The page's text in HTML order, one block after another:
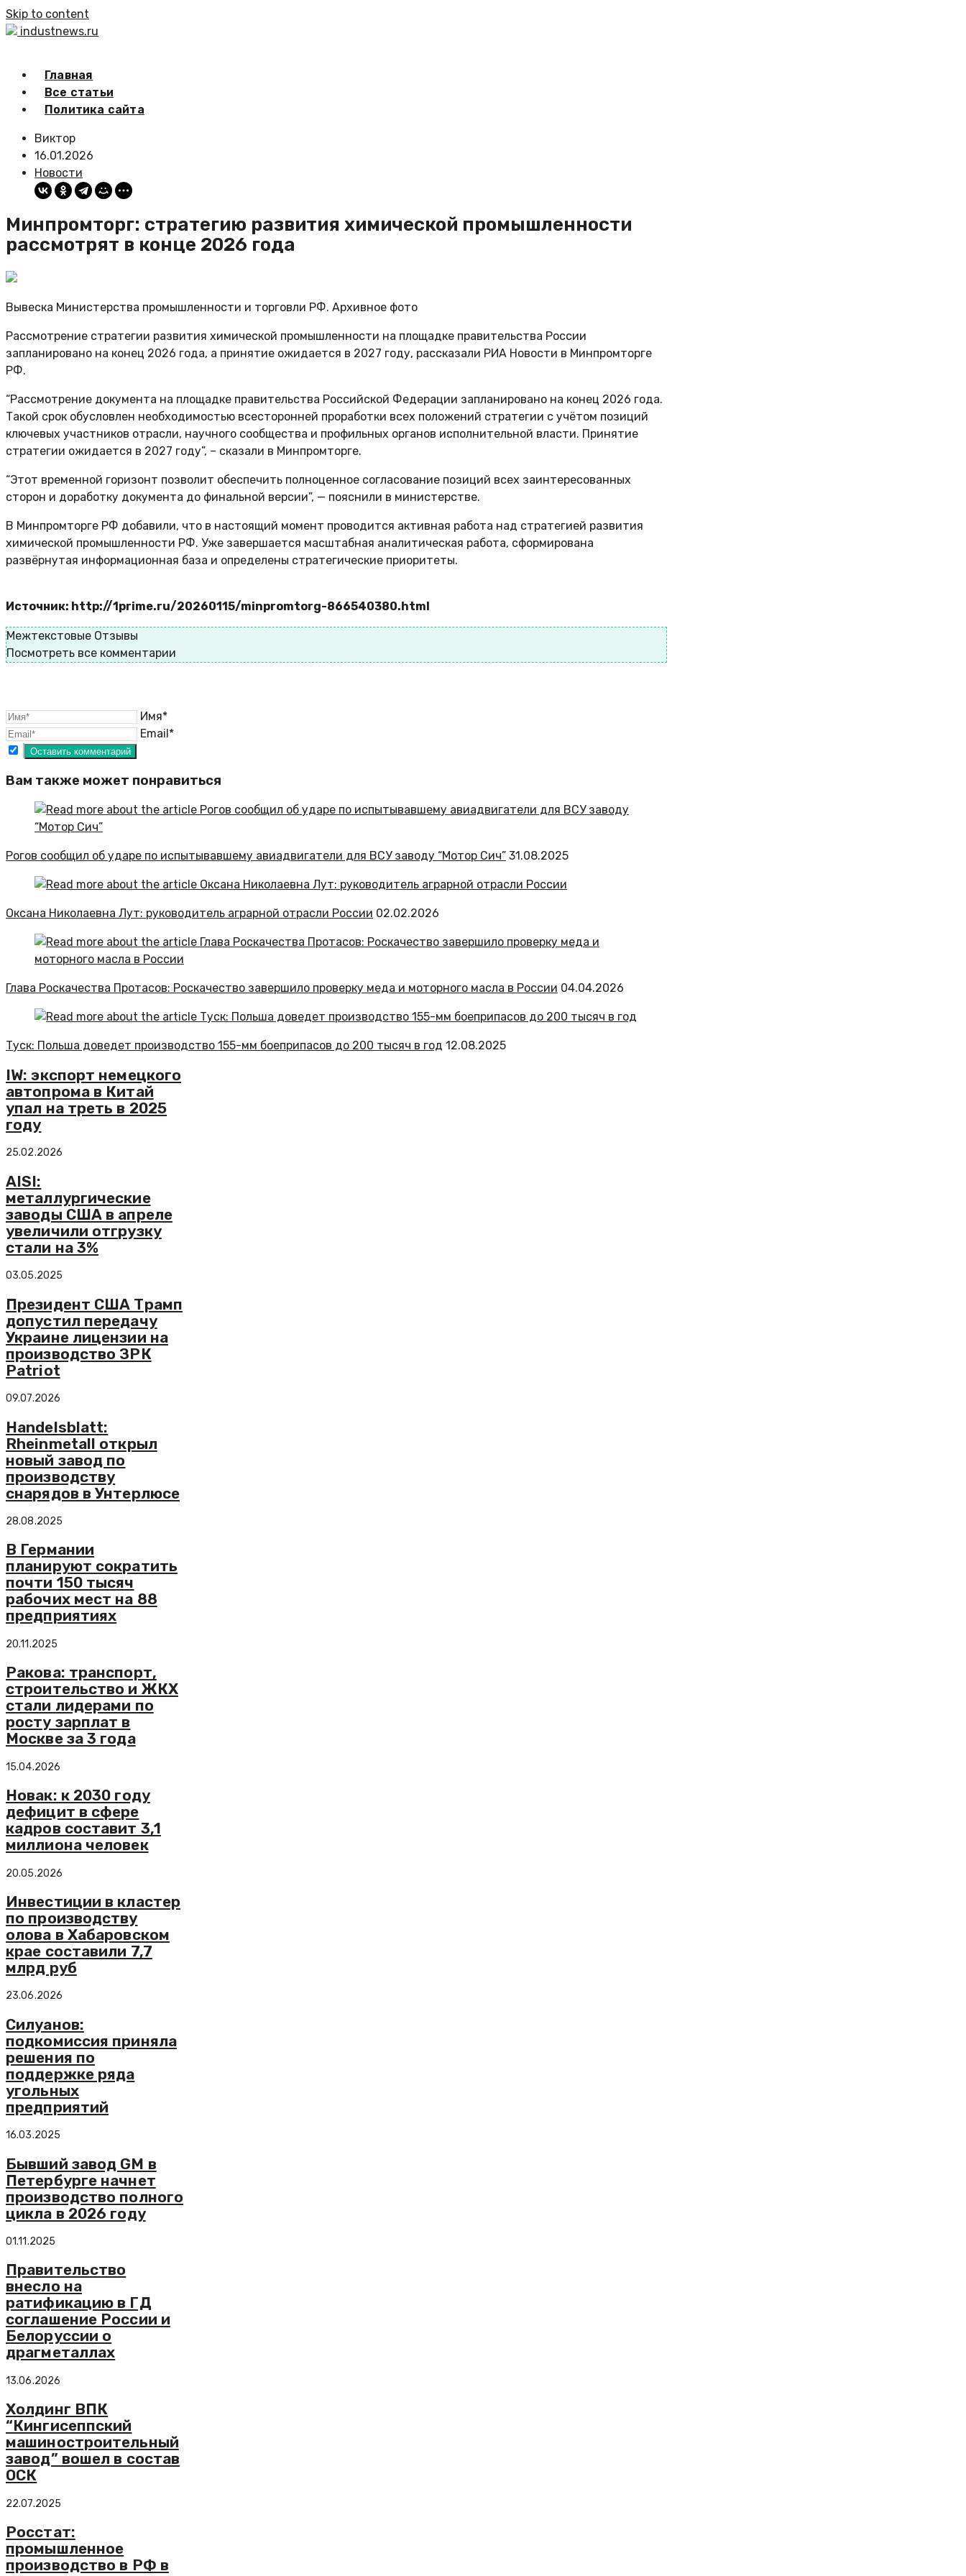
Skip to content
industnews.ru
Главная
Все статьи
Политика сайта
Виктор
16.01.2026
Новости
Минпромторг: стратегию развития химической промышленности
рассмотрят в конце 2026 года
Вывеска Министерства промышленности и торговли РФ. Архивное фото
Рассмотрение стратегии развития химической промышленности на площадке правительства России
запланировано на конец 2026 года, а принятие ожидается в 2027 году, рассказали РИА Новости в Минпромторге
РФ.
“Рассмотрение документа на площадке правительства Российской Федерации запланировано на конец 2026 года.
Такой срок обусловлен необходимостью всесторонней проработки всех положений стратегии с учётом позиций
ключевых участников отрасли, научного сообщества и профильных органов исполнительной власти. Принятие
стратегии ожидается в 2027 году”, – сказали в Минпромторге.
“Этот временной горизонт позволит обеспечить полноценное согласование позиций всех заинтересованных
сторон и доработку документа до финальной версии”, — пояснили в министерстве.
В Минпромторге РФ добавили, что в настоящий момент проводится активная работа над стратегией развития
химической промышленности РФ. Уже завершается масштабная аналитическая работа, сформирована
развёрнутая информационная база и определены стратегические приоритеты.
Источник: http://1prime.ru/20260115/minpromtorg-866540380.html
Межтекстовые Отзывы
Посмотреть все комментарии
Имя*
Email*
Вам также может понравиться
Рогов сообщил об ударе по испытывавшему авиадвигатели для ВСУ заводу “Мотор Сич” 31.08.2025
Оксана Николаевна Лут: руководитель аграрной отрасли России 02.02.2026
Глава Роскачества Протасов: Роскачество завершило проверку меда и моторного масла в России 04.04.2026
Туск: Польша доведет производство 155-мм боеприпасов до 200 тысяч в год 12.08.2025
IW: экспорт немецкого
автопрома в Китай
упал на треть в 2025
году
25.02.2026
AISI:
металлургические
заводы США в апреле
увеличили отгрузку
стали на 3%
03.05.2025
Президент США Трамп
допустил передачу
Украине лицензии на
производство ЗРК
Patriot
09.07.2026
Handelsblatt:
Rheinmetall открыл
новый завод по
производству
снарядов в Унтерлюсе
28.08.2025
В Германии
планируют сократить
почти 150 тысяч
рабочих мест на 88
предприятиях
20.11.2025
Ракова: транспорт,
строительство и ЖКХ
стали лидерами по
росту зарплат в
Москве за 3 года
15.04.2026
Новак: к 2030 году
дефицит в сфере
кадров составит 3,1
миллиона человек
20.05.2026
Инвестиции в кластер
по производству
олова в Хабаровском
крае составили 7,7
млрд руб
23.06.2026
Силуанов:
подкомиссия приняла
решения по
поддержке ряда
угольных
предприятий
16.03.2025
Бывший завод GM в
Петербурге начнет
производство полного
цикла в 2026 году
01.11.2025
Правительство
внесло на
ратификацию в ГД
соглашение России и
Белоруссии о
драгметаллах
13.06.2026
Холдинг ВПК
“Кингисеппский
машиностроительный
завод” вошел в состав
ОСК
22.07.2025
Росстат:
промышленное
производство в РФ в